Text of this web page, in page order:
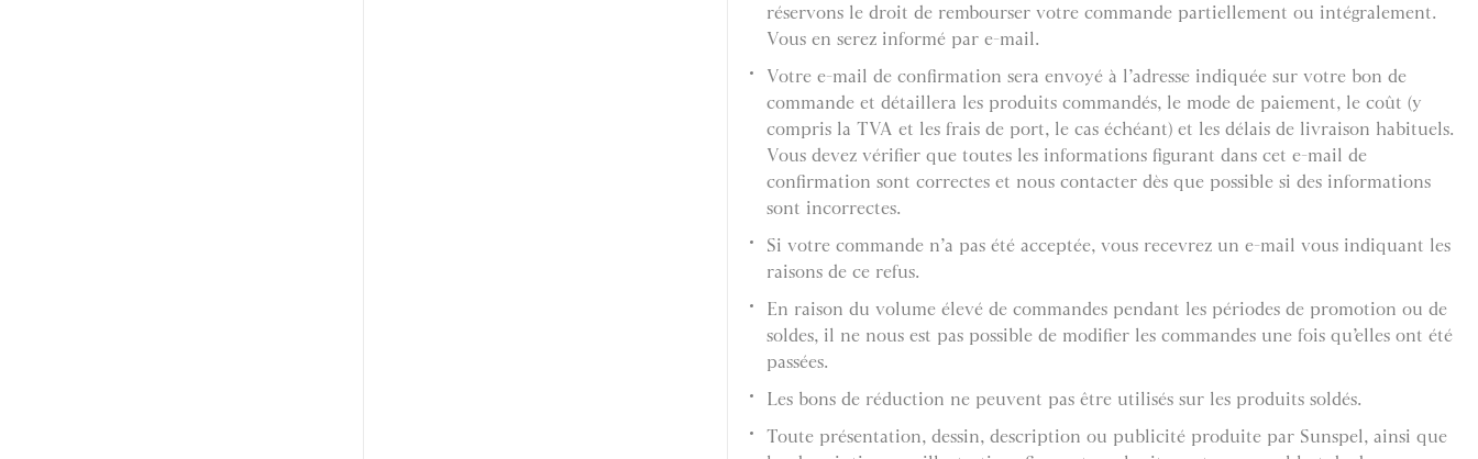
réservons le droit de rembourser votre commande partiellement ou intégralement.
Vous en serez informé par e-mail.
Votre e-mail de confirmation sera envoyé à l’adresse indiquée sur votre bon de
commande et détaillera les produits commandés, le mode de paiement, le coût (y
compris la TVA et les frais de port, le cas échéant) et les délais de livraison habituels.
Vous devez vérifier que toutes les informations figurant dans cet e-mail de
confirmation sont correctes et nous contacter dès que possible si des informations
sont incorrectes.
Si votre commande n’a pas été acceptée, vous recevrez un e-mail vous indiquant les
raisons de ce refus.
En raison du volume élevé de commandes pendant les périodes de promotion ou de
soldes, il ne nous est pas possible de modifier les commandes une fois qu’elles ont été
passées.
Les bons de réduction ne peuvent pas être utilisés sur les produits soldés.
Toute présentation, dessin, description ou publicité produite par Sunspel, ainsi que